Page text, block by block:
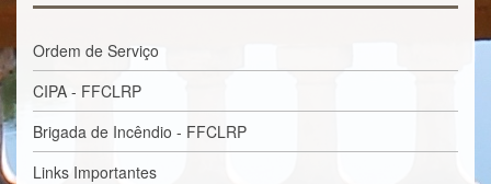
e
NACE
Museu
de
Ciências
Ordem de Serviço
CIPA - FFCLRP
Brigada de Incêndio - FFCLRP
Links Importantes